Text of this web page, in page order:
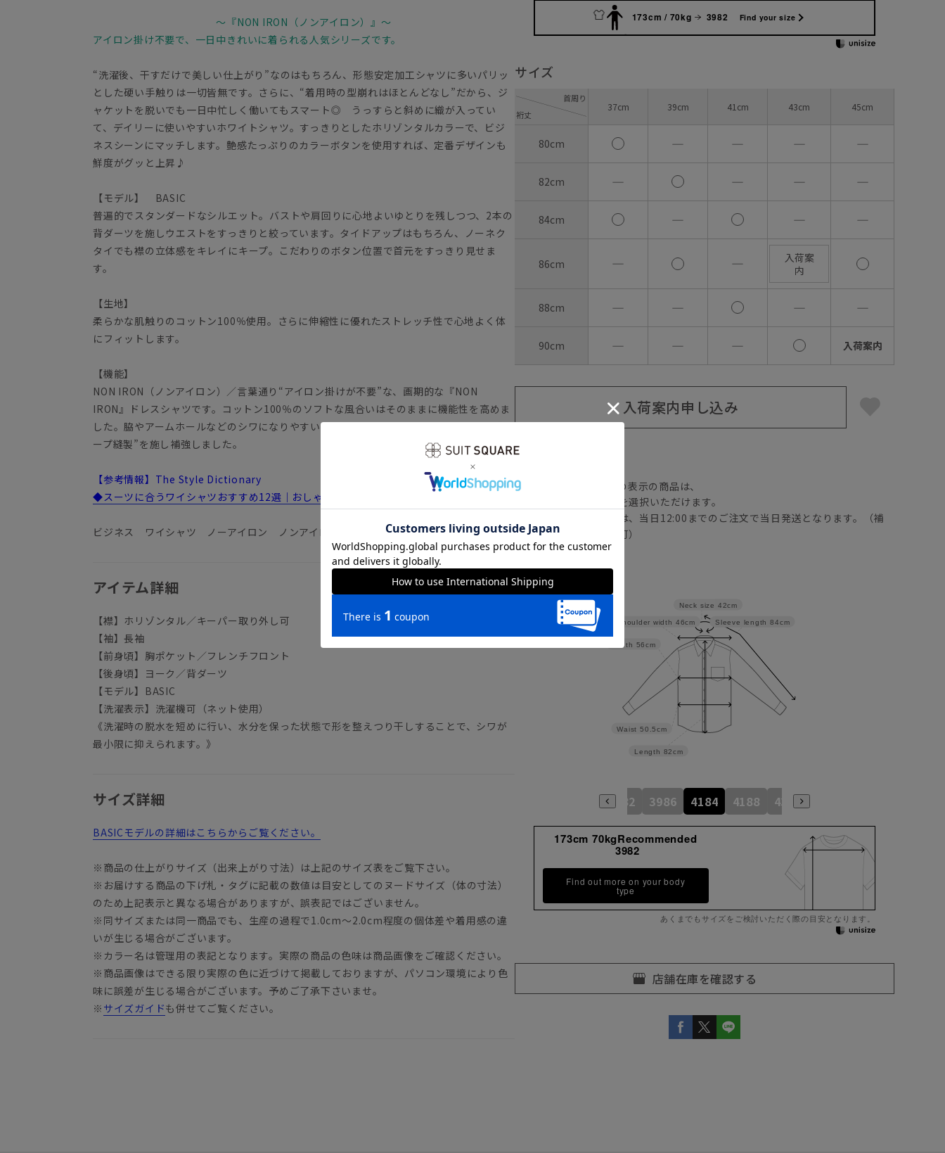
～『NON IRON（ノンアイロン）』～
アイロン掛け不要で、一日中きれいに着られる人気シリーズです。
“洗濯後、干すだけで美しい仕上がり”なのはもちろん、形態安定加工シャツに多いパリッ
とした硬い手触りは一切皆無です。さらに、“着用時の型崩れはほとんどなし”だから、ジ
ャケットを脱いでも一日中忙しく働いてもスマート◎ うっすらと斜めに織が入ってい
て、デイリーに使いやすいホワイトシャツ。すっきりとしたホリゾンタルカラーで、ビジ
ネスシーンにマッチします。艶感たっぷりのカラーボタンを使用すれば、定番デザインも
鮮度がグッと上昇♪
【モデル】 BASIC
普遍的でスタンダードなシルエット。バストや肩回りに心地よいゆとりを残しつつ、2本の
背ダーツを施しウエストをすっきりと絞っています。タイドアップはもちろん、ノーネク
タイでも襟の立体感をキレイにキープ。こだわりのボタン位置で首元をすっきり見せま
す。
【生地】
柔らかな肌触りのコットン100％使用。さらに伸縮性に優れたストレッチ性で心地よく体
にフィットします。
【機能】
NON IRON（ノンアイロン）／言葉通り“アイロン掛けが不要”な、画期的な『NON
IRON』ドレスシャツです。コットン100％のソフトな風合いはそのままに機能性を高めま
した。脇やアームホールなどのシワになりやすい部分に、薄い芯地を挟み込んだ特殊な“テ
ープ縫製”を施し補強しました。
【参考情報】The Style Dictionary
◆スーツに合うワイシャツおすすめ12選｜おしゃれ＆失敗しないシャツの選び方
ビジネス ワイシャツ ノーアイロン ノンアイロン イージーケア 形態安定
アイテム詳細
【襟】ホリゾンタル／キーパー取り外し可
【袖】長袖
【前身頃】胸ポケット／フレンチフロント
【後身頃】ヨーク／背ダーツ
【モデル】BASIC
【洗濯表示】洗濯機可（ネット使用）
《洗濯時の脱水を短めに行い、水分を保った状態で形を整えつり干しすることで、シワが
最小限に抑えられます。》
サイズ詳細
BASICモデルの詳細はこちらからご覧ください。
※商品の仕上がりサイズ（出来上がり寸法）は上記のサイズ表をご覧下さい。
※お届けする商品の下げ札・タグに記載の数値は目安としてのヌードサイズ（体の寸法）
のため上記表示と異なる場合がありますが、誤表記ではございません。
※同サイズまたは同一商品でも、生産の過程で1.0cm～2.0cm程度の個体差や着用感の違
いが生じる場合がございます。
※カラー名は管理用の表記となります。実際の商品の色味は商品画像をご確認ください。
※商品画像はできる限り実際の色に近づけて掲載しておりますが、パソコン環境により色
味に誤差が生じる場合がございます。予めご了承下さいませ。
※ サイズガイドも併せてご覧ください。
173cm / 70kg 3982 Find your size
サイズ
裄丈
首周り
37cm 39cm 41cm 43cm 45cm
80cm ― ― ― ―
82cm ― ― ― ―
84cm ― ― ―
86cm ― ―
入荷案
内
88cm ― ― ― ―
90cm ― ― ― 入荷案内
入荷案内申し込み
【
の表示の商品は、
注文画面でお急ぎ発送を選択いただけます。
さらにメルマガ会員様は、当日12:00までのご注文で当日発送となります。（補
正商品の場合は対応不可）
詳しくはこちら
Sleeve length 84cm
Neck size 42cm
Length 82cm
Waist 50.5cm
Width 56cm
Shoulder width 46cm
3982 3986 4184 4188 4386
173cm 70kgRecommended
3982
Find out more on your body
type
あくまでもサイズをご検討いただく際の目安となります。